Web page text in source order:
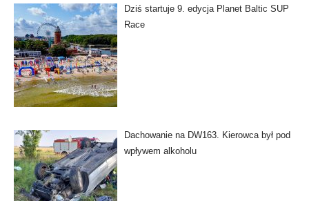
Dziś startuje 9. edycja Planet Baltic SUP
Race
Dachowanie na DW163. Kierowca był pod
wpływem alkoholu